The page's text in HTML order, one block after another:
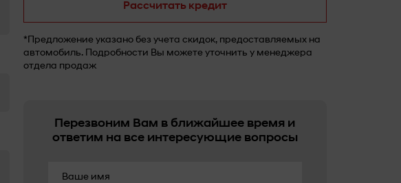
Рассчитать кредит
*Предложение указано без учета скидок, предоставляемых на
автомобиль. Подробности Вы можете уточнить у менеджера
отдела продаж
Перезвоним Вам в ближайшее время и
ответим на все интересующие вопросы
Ваше имя